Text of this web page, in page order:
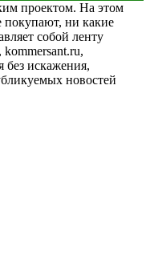
проектом. На этом
покупают, ни какие
собой ленту
kommersant.ru,
без искажения,
новостей